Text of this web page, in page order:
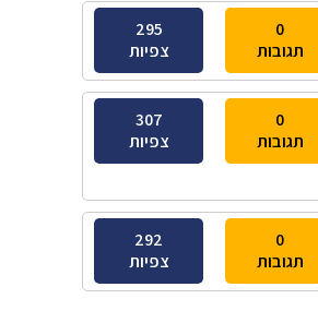
0
תגובות
295
צפיות
0
תגובות
307
צפיות
0
תגובות
292
צפיות